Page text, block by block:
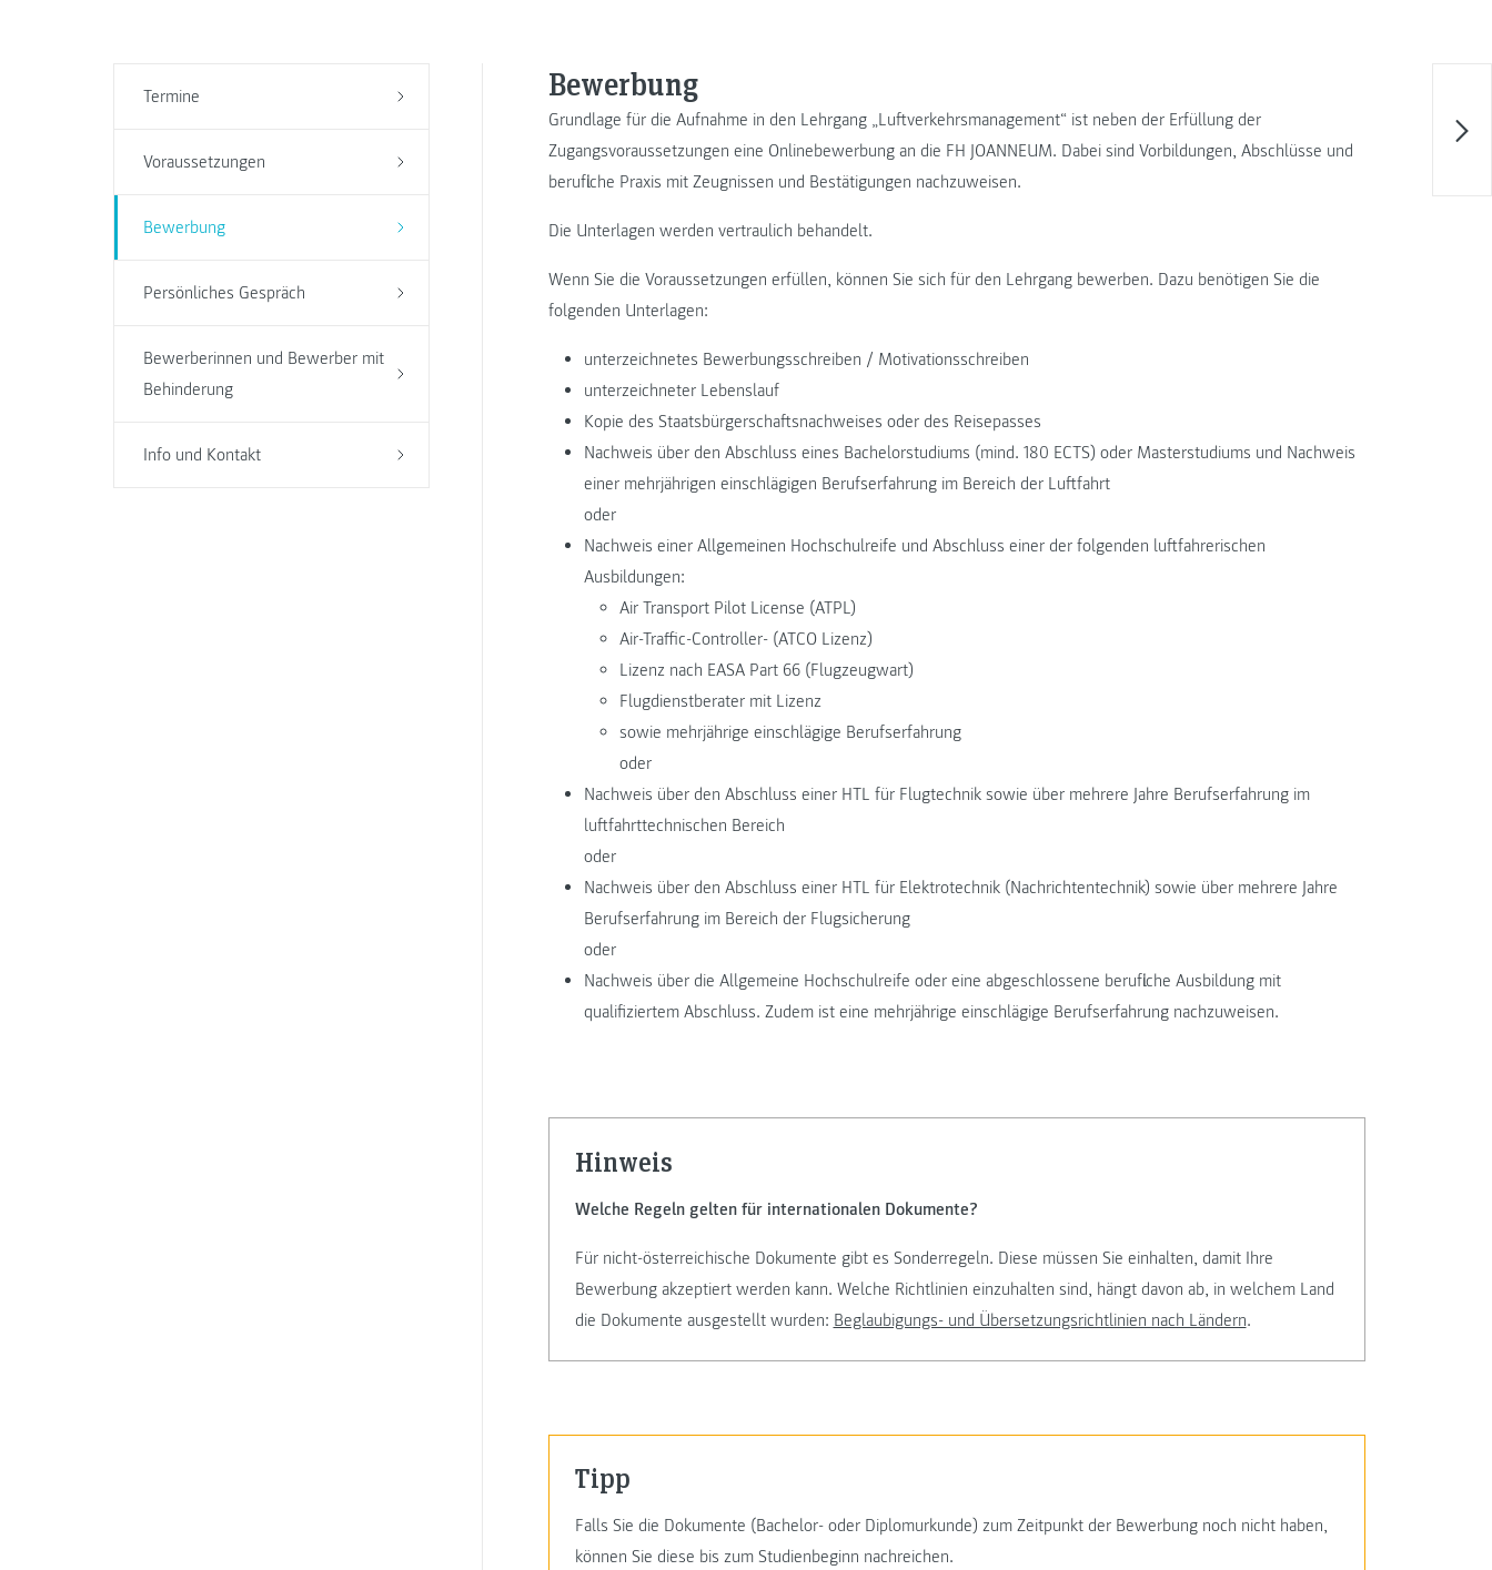
Termine
Voraussetzungen
Bewerbung
Persönliches Gespräch
Bewerberinnen und Bewerber mit
Behinderung
Info und Kontakt
Bewerbung
Grundlage für die Aufnahme in den Lehrgang „Luftverkehrsmanagement“ ist neben der Erfüllung der
Zugangsvoraussetzungen eine Onlinebewerbung an die FH JOANNEUM. Dabei sind Vorbildungen, Abschlüsse und
berufliche Praxis mit Zeugnissen und Bestätigungen nachzuweisen.
Die Unterlagen werden vertraulich behandelt.
Wenn Sie die Voraussetzungen erfüllen, können Sie sich für den Lehrgang bewerben. Dazu benötigen Sie die
folgenden Unterlagen:
unterzeichnetes Bewerbungsschreiben / Motivationsschreiben
unterzeichneter Lebenslauf
Kopie des Staatsbürgerschaftsnachweises oder des Reisepasses
Nachweis über den Abschluss eines Bachelorstudiums (mind. 180 ECTS) oder Masterstudiums und Nachweis
einer mehrjährigen einschlägigen Berufserfahrung im Bereich der Luftfahrt
oder
Nachweis einer Allgemeinen Hochschulreife und Abschluss einer der folgenden luftfahrerischen
Ausbildungen:
Air Transport Pilot License (ATPL)
Air-Traffic-Controller- (ATCO Lizenz)
Lizenz nach EASA Part 66 (Flugzeugwart)
Flugdienstberater mit Lizenz
sowie mehrjährige einschlägige Berufserfahrung
oder
Nachweis über den Abschluss einer HTL für Flugtechnik sowie über mehrere Jahre Berufserfahrung im
luftfahrttechnischen Bereich
oder
Nachweis über den Abschluss einer HTL für Elektrotechnik (Nachrichtentechnik) sowie über mehrere Jahre
Berufserfahrung im Bereich der Flugsicherung
oder
Nachweis über die Allgemeine Hochschulreife oder eine abgeschlossene berufliche Ausbildung mit
qualifiziertem Abschluss. Zudem ist eine mehrjährige einschlägige Berufserfahrung nachzuweisen.
Hinweis
Welche Regeln gelten für internationalen Dokumente?
Für nicht-österreichische Dokumente gibt es Sonderregeln. Diese müssen Sie einhalten, damit Ihre
Bewerbung akzeptiert werden kann. Welche Richtlinien einzuhalten sind, hängt davon ab, in welchem Land
die Dokumente ausgestellt wurden: Beglaubigungs- und Übersetzungsrichtlinien nach Ländern.
Tipp
Falls Sie die Dokumente (Bachelor- oder Diplomurkunde) zum Zeitpunkt der Bewerbung noch nicht haben,
können Sie diese bis zum Studienbeginn nachreichen.